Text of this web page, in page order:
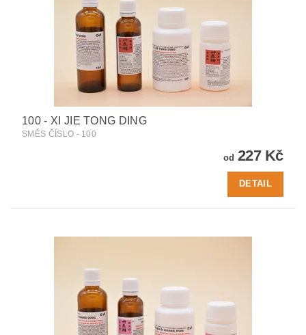
100 - XI JIE TONG DING
SMĚS ČÍSLO - 100
od 227 Kč
DETAIL